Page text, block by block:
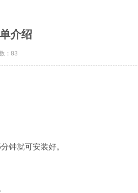
介绍
：83
钟就可安装好。